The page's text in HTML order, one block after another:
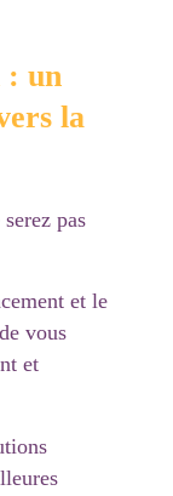
: un
la
pas
et le
vous
et